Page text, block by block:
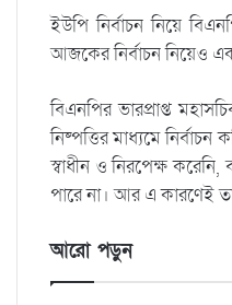
ইউপি নির্বাচন নিয়ে
আজকের নির্বাচন নিয়েও
বিএনপির ভারপ্রাপ্ত
নিষ্পত্তির মাধ্যমে
স্বাধীন ও নিরপেক্ষ
পারে না। আর এ কারণেই
আরো পড়ুন